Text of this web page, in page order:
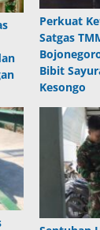
Perkuat
Satgas
Bibit
Kesongo